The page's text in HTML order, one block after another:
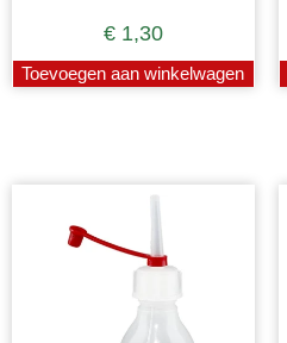
€ 1,30
Toevoegen aan winkelwagen